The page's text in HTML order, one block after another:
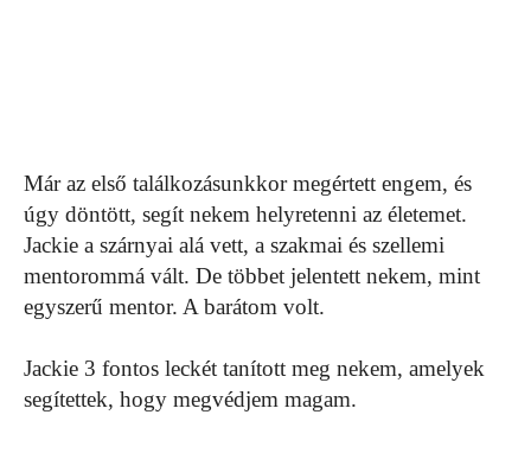
Már az első találkozásunkkor megértett engem, és
úgy döntött, segít nekem helyretenni az életemet.
Jackie a szárnyai alá vett, a szakmai és szellemi
mentorommá vált. De többet jelentett nekem, mint
egyszerű mentor. A barátom volt.
Jackie 3 fontos leckét tanított meg nekem, amelyek
segítettek, hogy megvédjem magam.